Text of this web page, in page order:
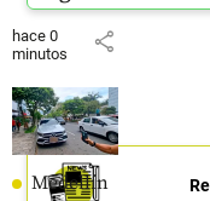
hace 0
minutos
share
Medellín